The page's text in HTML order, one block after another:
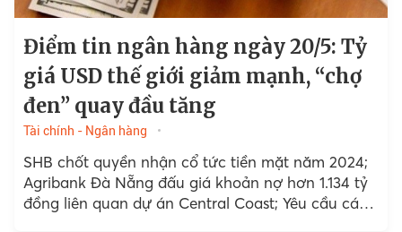
Điểm tin ngân hàng ngày 20/5: Tỷ
giá USD thế giới giảm mạnh, “chợ
đen” quay đầu tăng
Tài chính - Ngân hàng
SHB chốt quyền nhận cổ tức tiền mặt năm 2024;
Agribank Đà Nẵng đấu giá khoản nợ hơn 1.134 tỷ
đồng liên quan dự án Central Coast; Yêu cầu các